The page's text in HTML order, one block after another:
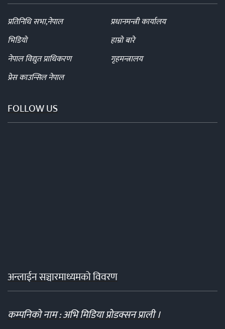
प्रतिनिधि सभा,नेपाल
प्रधानमन्त्री कार्यालय
भिडियो
हाम्रो बारे
नेपाल विद्युत प्राधिकरण
गृहमन्त्रालय
प्रेस काउन्सिल नेपाल
FOLLOW US
अन्लाईन सञ्चारमाध्यमको विवरण
कम्पनिको नाम : अभि मिडिया प्रोडक्सन प्राली ।